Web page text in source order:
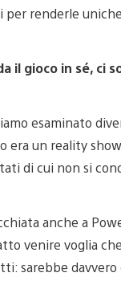
renderle
il gioco in sé, ci
esaminato
era un reality
di cui non si
anche a
venire voglia
sarebbe